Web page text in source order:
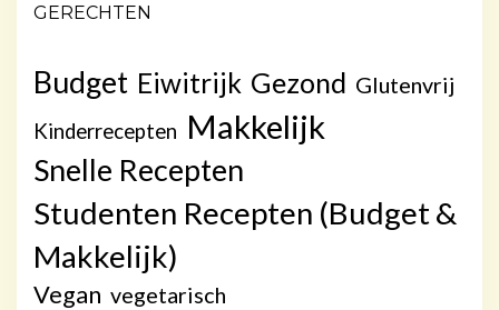
GERECHTEN
Budget Eiwitrijk Gezond Glutenvrij
Kinderrecepten Makkelijk
Snelle Recepten
Studenten Recepten (Budget &
Makkelijk)
Vegan vegetarisch